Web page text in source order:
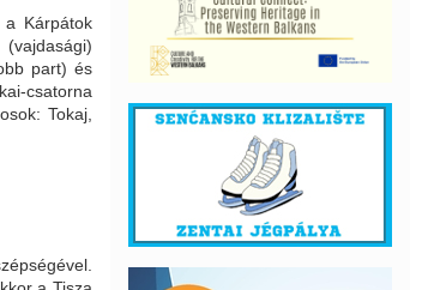
Kárpátok
part) és
csatorna
Tokaj,